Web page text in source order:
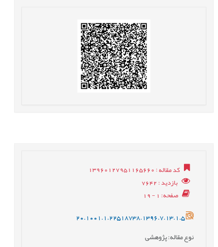
کد مقاله: 13960127951165660
بازدید: 7642
صفحه: 1 - 19
20.1001.1.22518738.1396.7.13.1.5
نوع مقاله: پژوهشی